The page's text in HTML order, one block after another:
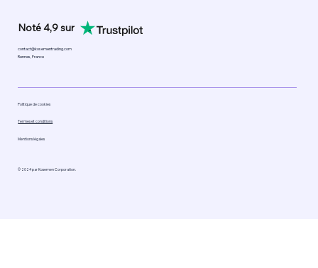
Noté 4,9 sur
Rennes, France
contact@kosementrading.com
© 2024 par Kosemen Corporation.
Mentions légales
Termes et conditions
Politique de cookies